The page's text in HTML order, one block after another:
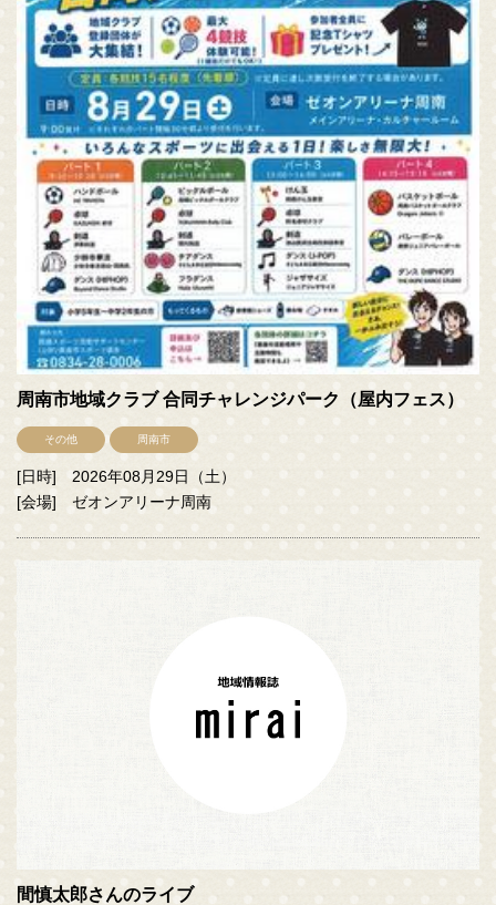
周南市地域クラブ 合同チャレンジパーク（屋内フェス）
その他 周南市
[日時] 2026年08月29日（土）
[会場] ゼオンアリーナ周南
間慎太郎さんのライブ